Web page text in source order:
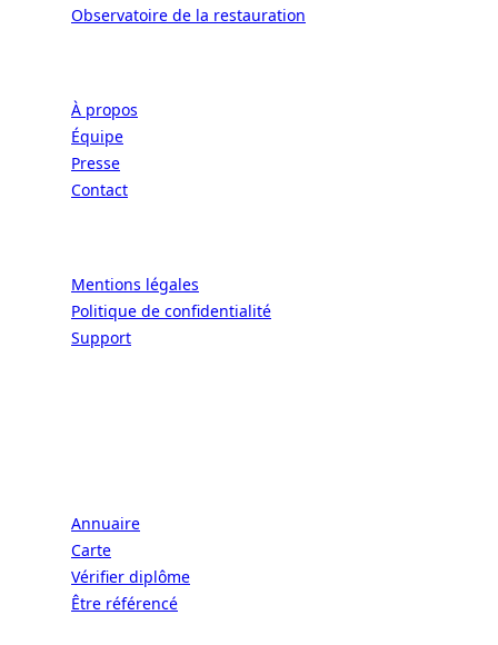
Observatoire de la restauration
À propos
Équipe
Presse
Contact
Mentions légales
Politique de confidentialité
Support
Annuaire
Carte
Vérifier diplôme
Être référencé